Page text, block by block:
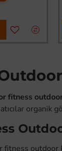
fitness
organik
fitness outdoor